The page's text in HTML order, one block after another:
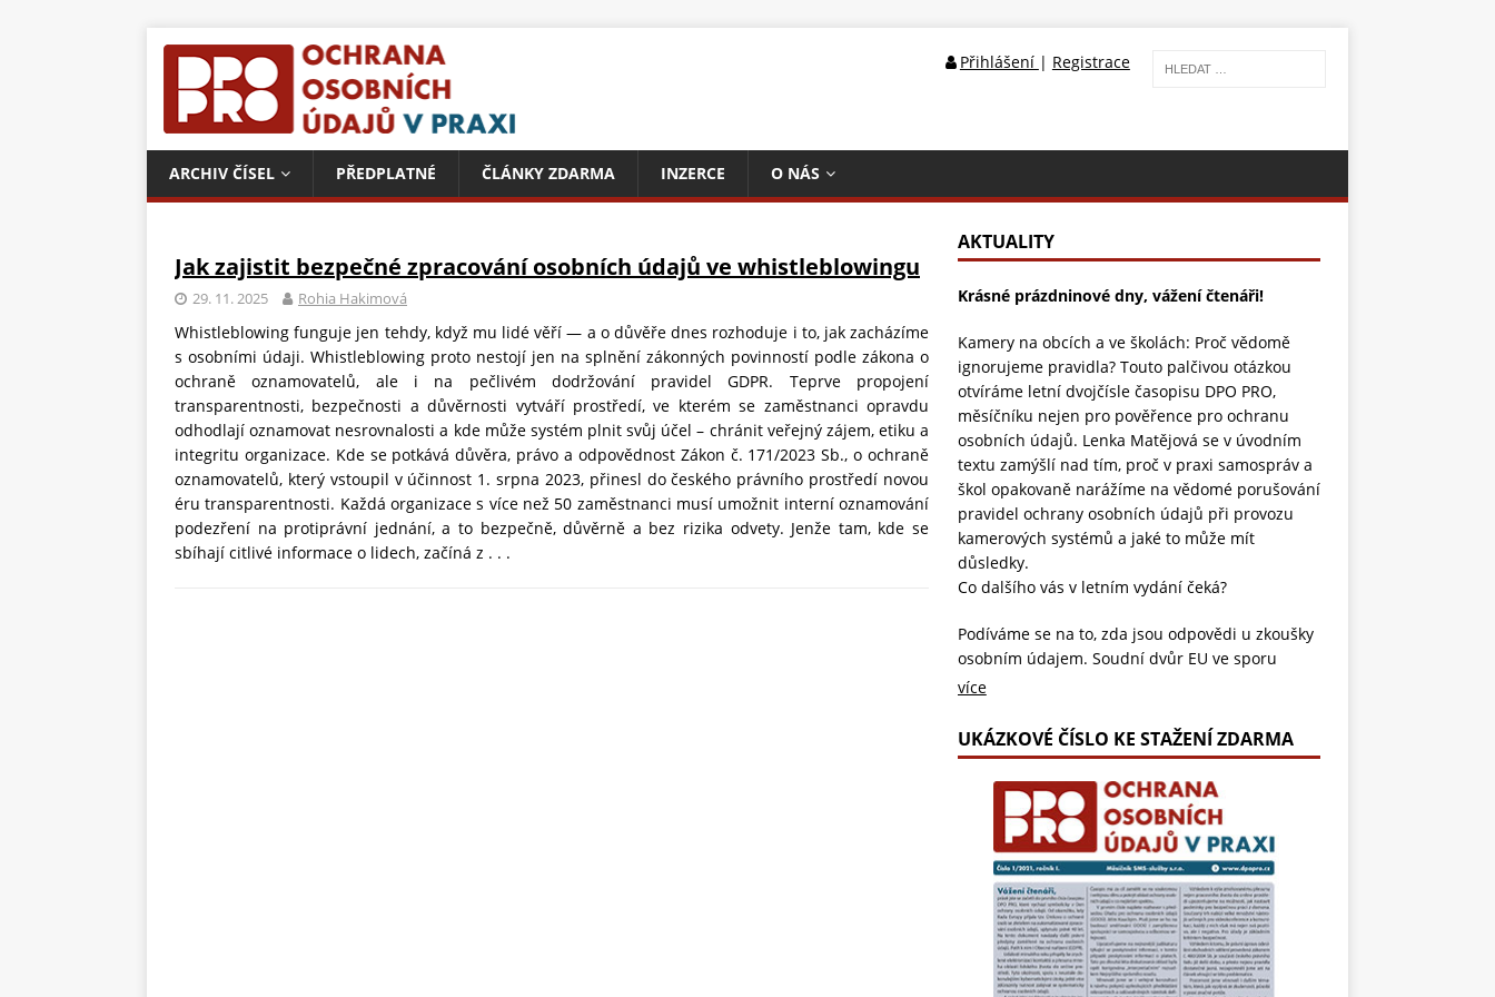
Přihlášení | Registrace
ARCHIV ČÍSEL PŘEDPLATNÉ ČLÁNKY ZDARMA INZERCE O NÁS
Jak zajistit bezpečné zpracování osobních údajů ve whistleblowingu
29. 11. 2025 Rohia Hakimová
Whistleblowing funguje jen tehdy, když mu lidé věří — a o důvěře dnes rozhoduje i to, jak zacházíme
s osobními údaji. Whistleblowing proto nestojí jen na splnění zákonných povinností podle zákona o
ochraně oznamovatelů, ale i na pečlivém dodržování pravidel GDPR. Teprve propojení
transparentnosti, bezpečnosti a důvěrnosti vytváří prostředí, ve kterém se zaměstnanci opravdu
odhodlají oznamovat nesrovnalosti a kde může systém plnit svůj účel – chránit veřejný zájem, etiku a
integritu organizace. Kde se potkává důvěra, právo a odpovědnost Zákon č. 171/2023 Sb., o ochraně
oznamovatelů, který vstoupil v účinnost 1. srpna 2023, přinesl do českého právního prostředí novou
éru transparentnosti. Každá organizace s více než 50 zaměstnanci musí umožnit interní oznamování
podezření na protiprávní jednání, a to bezpečně, důvěrně a bez rizika odvety. Jenže tam, kde se
sbíhají citlivé informace o lidech, začíná z . . .
AKTUALITY
Krásné prázdninové dny, vážení čtenáři!
Kamery na obcích a ve školách: Proč vědomě
ignorujeme pravidla? Touto palčivou otázkou
otvíráme letní dvojčísle časopisu DPO PRO,
měsíčníku nejen pro pověřence pro ochranu
osobních údajů. Lenka Matějová se v úvodním
textu zamýšlí nad tím, proč v praxi samospráv a
škol opakovaně narážíme na vědomé porušování
pravidel ochrany osobních údajů při provozu
kamerových systémů a jaké to může mít
důsledky.
Co dalšího vás v letním vydání čeká?
Podíváme se na to, zda jsou odpovědi u zkoušky
osobním údajem. Soudní dvůr EU ve sporu
neúspěšného účetního s irským institutem
poznámky hodnotitele představují osobní údaje,
ke kterým musí mít student přístup. Tento
judikát tak zásadně ovlivnil práva na ochranu
soukromí v oblasti vzdělávání a profesních
Všichni navíc známe situaci, kdy na mobilu
narazíme na limit úložiště a data přesuneme na
vzdálené servery. Využívání cloudu je dnes
standardem pro jednotlivce i firmy, a proto se
Ludmila Probstová ve svém článku věnuje
více
UKÁZKOVÉ ČÍSLO KE STAŽENÍ ZDARMA